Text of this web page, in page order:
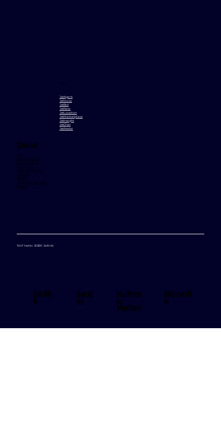
Ürün
JetAgent
JetVoice
JetBot
JetRate
JetLocation
JetMarketplace
JetInsight
JetChat
JetAvatar
Şirket
Marka Varlıkları
Vaka Çalışmaları
Telif hakkı 2025© Jetlink
Gizlili
k
Şartl
ar
Kullanı
cı
Verileri
Güvenli
k